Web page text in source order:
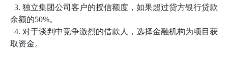
3. 独立集团公司客户的授信额度，如果超过贷方银行贷款
余额的50%。
4. 对于谈判中竞争激烈的借款人，选择金融机构为项目获
取资金。